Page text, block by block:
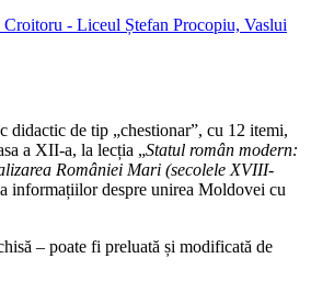
Croitoru - Liceul Ștefan Procopiu, Vaslui
didactic de tip „chestionar”, cu 12 itemi,
a XII-a, la lecția „Statul român modern:
României Mari (secolele XVIII-
informațiilor despre unirea Moldovei cu
– poate fi preluată și modificată de